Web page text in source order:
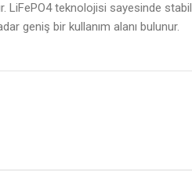
LiFePO4 teknolojisi sayesinde stabil
geniş bir kullanım alanı bulunur.